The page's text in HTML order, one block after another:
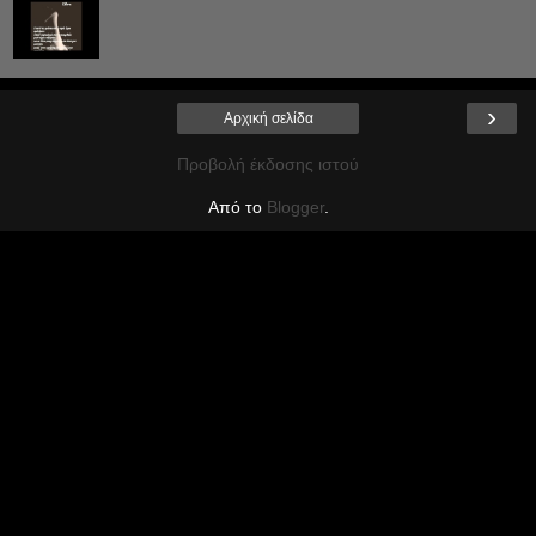
›
Αρχική σελίδα
Προβολή έκδοσης ιστού
Από το Blogger.